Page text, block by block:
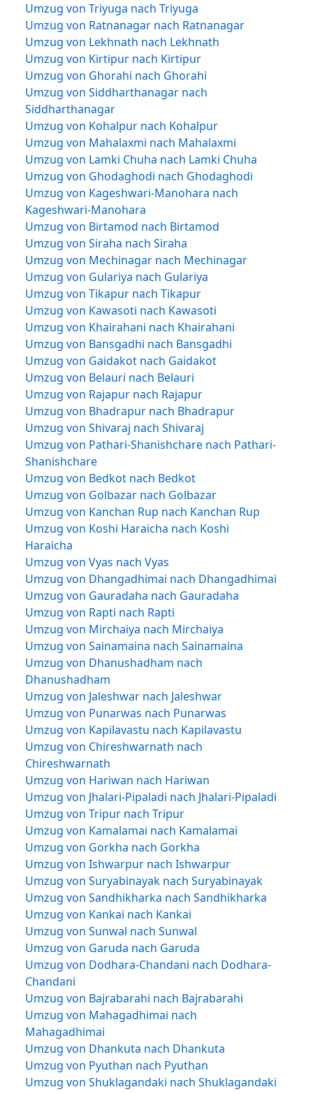
Umzug von Triyuga nach Triyuga
Umzug von Ratnanagar nach Ratnanagar
Umzug von Lekhnath nach Lekhnath
Umzug von Kirtipur nach Kirtipur
Umzug von Ghorahi nach Ghorahi
Umzug von Siddharthanagar nach
Siddharthanagar
Umzug von Kohalpur nach Kohalpur
Umzug von Mahalaxmi nach Mahalaxmi
Umzug von Lamki Chuha nach Lamki Chuha
Umzug von Ghodaghodi nach Ghodaghodi
Umzug von Kageshwari-Manohara nach
Kageshwari-Manohara
Umzug von Birtamod nach Birtamod
Umzug von Siraha nach Siraha
Umzug von Mechinagar nach Mechinagar
Umzug von Gulariya nach Gulariya
Umzug von Tikapur nach Tikapur
Umzug von Kawasoti nach Kawasoti
Umzug von Khairahani nach Khairahani
Umzug von Bansgadhi nach Bansgadhi
Umzug von Gaidakot nach Gaidakot
Umzug von Belauri nach Belauri
Umzug von Rajapur nach Rajapur
Umzug von Bhadrapur nach Bhadrapur
Umzug von Shivaraj nach Shivaraj
Umzug von Pathari-Shanishchare nach Pathari-
Shanishchare
Umzug von Bedkot nach Bedkot
Umzug von Golbazar nach Golbazar
Umzug von Kanchan Rup nach Kanchan Rup
Umzug von Koshi Haraicha nach Koshi
Haraicha
Umzug von Vyas nach Vyas
Umzug von Dhangadhimai nach Dhangadhimai
Umzug von Gauradaha nach Gauradaha
Umzug von Rapti nach Rapti
Umzug von Mirchaiya nach Mirchaiya
Umzug von Sainamaina nach Sainamaina
Umzug von Dhanushadham nach
Dhanushadham
Umzug von Jaleshwar nach Jaleshwar
Umzug von Punarwas nach Punarwas
Umzug von Kapilavastu nach Kapilavastu
Umzug von Chireshwarnath nach
Chireshwarnath
Umzug von Hariwan nach Hariwan
Umzug von Jhalari-Pipaladi nach Jhalari-Pipaladi
Umzug von Tripur nach Tripur
Umzug von Kamalamai nach Kamalamai
Umzug von Gorkha nach Gorkha
Umzug von Ishwarpur nach Ishwarpur
Umzug von Suryabinayak nach Suryabinayak
Umzug von Sandhikharka nach Sandhikharka
Umzug von Kankai nach Kankai
Umzug von Sunwal nach Sunwal
Umzug von Garuda nach Garuda
Umzug von Dodhara-Chandani nach Dodhara-
Chandani
Umzug von Bajrabarahi nach Bajrabarahi
Umzug von Mahagadhimai nach
Mahagadhimai
Umzug von Dhankuta nach Dhankuta
Umzug von Pyuthan nach Pyuthan
Umzug von Shuklagandaki nach Shuklagandaki